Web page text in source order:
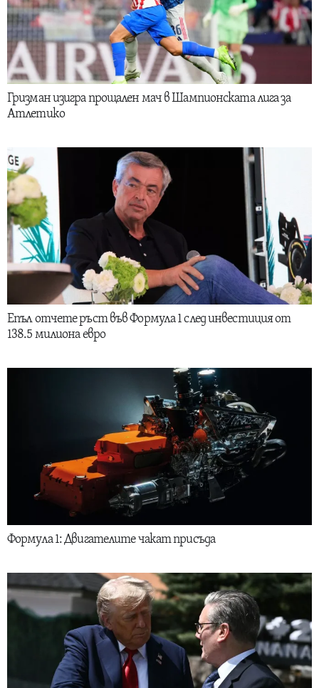
Гризман изигра прощален мач в Шампионската лига за
Атлетико
Епъл отчете ръст във Формула 1 след инвестиция от
138.5 милиона евро
Формула 1: Двигателите чакат присъда